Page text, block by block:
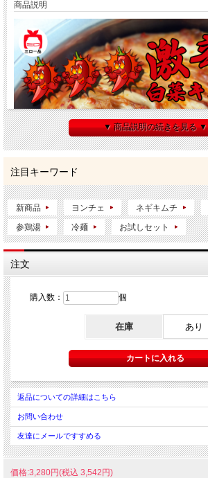
商品説明
▼ 商品説明の続きを見る ▼
注目キーワード
新商品 ヨンチェ ネギキムチ
参鶏湯 冷麺 お試しセット
注文
購入数： 個
在庫 あり
返品についての詳細はこちら
お問い合わせ
友達にメールですすめる
価格:3,280円(税込 3,542円)